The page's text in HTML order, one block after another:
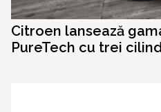
Citroen lansează
PureTech cu trei